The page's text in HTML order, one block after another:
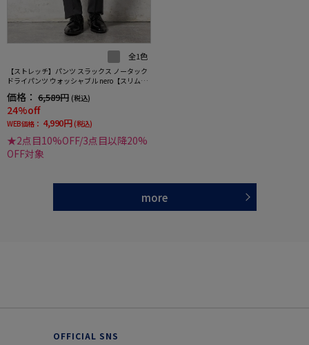
全1色
【ストレッチ】パンツ スラックス ノータック
ドライパンツ ウォッシャブル nero【スリムデ
価格： 6,589円 (税込)
24%off
WEB価格： 4,990円 (税込)
★2点目10%OFF/3点目以降20%
OFF対象
more
OFFICIAL SNS